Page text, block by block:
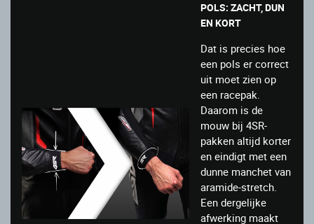
POLS: ZACHT, DUN
EN KORT
Dat is precies hoe
een pols er correct
uit moet zien op
een racepak.
Daarom is de
mouw bij 4SR-
pakken altijd korter
en eindigt met een
dunne manchet van
aramide-stretch.
Een dergelijke
afwerking maakt